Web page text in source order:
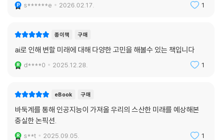
s******e 2026.02.17. 1
종이책 구매
ai로 인해 변할 미래에 대해 다양한 고민을 해볼수 있는 책입니다
d****0 2025.12.28. 1
eBook 구매
바둑계를 통해 인공지능이 가져올 우리의 스산한 미래를 예상해본
충실한 논픽션.
s**t 2025.09.05. 1